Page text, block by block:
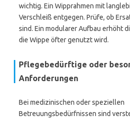
wichtig. Ein Wipprahmen mit
Verschleiß entgegen. Prüfe, ob
sind. Ein modularer Aufbau erhöht
die Wippe öfter genutzt wird.
Pflegebedürftige oder
Anforderungen
Bei medizinischen oder speziellen
Betreuungsbedürfnissen sind